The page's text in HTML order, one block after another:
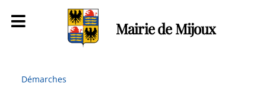
Mairie de Mijoux
Démarches